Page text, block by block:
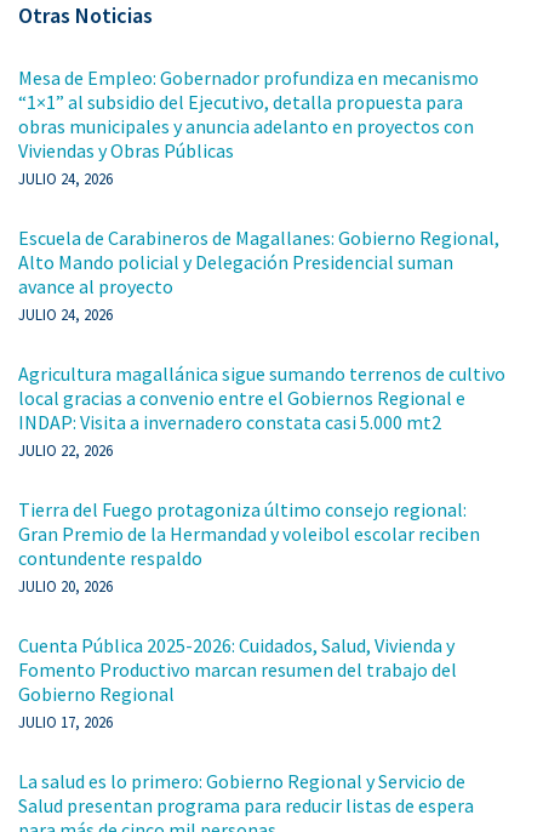
Otras Noticias
Mesa de Empleo: Gobernador profundiza en mecanismo
“1×1” al subsidio del Ejecutivo, detalla propuesta para
obras municipales y anuncia adelanto en proyectos con
Viviendas y Obras Públicas
JULIO 24, 2026
Escuela de Carabineros de Magallanes: Gobierno Regional,
Alto Mando policial y Delegación Presidencial suman
avance al proyecto
JULIO 24, 2026
Agricultura magallánica sigue sumando terrenos de cultivo
local gracias a convenio entre el Gobiernos Regional e
INDAP: Visita a invernadero constata casi 5.000 mt2
JULIO 22, 2026
Tierra del Fuego protagoniza último consejo regional:
Gran Premio de la Hermandad y voleibol escolar reciben
contundente respaldo
JULIO 20, 2026
Cuenta Pública 2025-2026: Cuidados, Salud, Vivienda y
Fomento Productivo marcan resumen del trabajo del
Gobierno Regional
JULIO 17, 2026
La salud es lo primero: Gobierno Regional y Servicio de
Salud presentan programa para reducir listas de espera